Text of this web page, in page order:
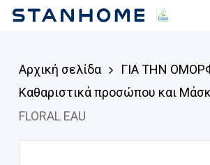
Skip
content
Αρχική σελίδα
ΓΙΑ ΤΗΝ
Καθαριστικά προσώπου και
FLORAL EAU